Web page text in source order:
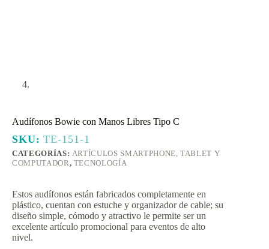
Audífonos Bowie con Manos Libres Tipo C
SKU:TE-151-1
CATEGORÍAS: ARTÍCULOS SMARTPHONE, TABLET Y
COMPUTADOR , TECNOLOGÍA
Estos audífonos están fabricados completamente en
plástico, cuentan con estuche y organizador de cable; su
diseño simple, cómodo y atractivo le permite ser un
excelente artículo promocional para eventos de alto
nivel.